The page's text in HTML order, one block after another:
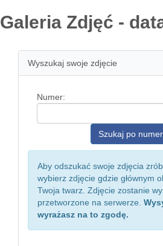
Galeria Zdjęć -
Wyszukaj swoje zdjęcie
Numer:
Aby odszukać swoje zdjęcia
wybierz zdjęcie gdzie głównym
Twoja twarz. Zdjęcie zostanie
przetworzone na serwerze.
wyrażasz na to zgodę.